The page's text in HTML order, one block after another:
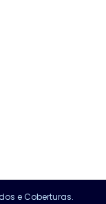
e Coberturas.